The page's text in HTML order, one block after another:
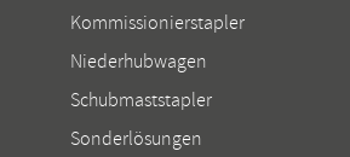
Kommissionierstapler
Niederhubwagen
Schubmaststapler
Sonderlösungen